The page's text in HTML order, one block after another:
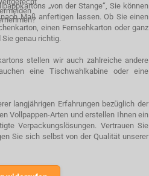
„von der Stange“, Sie können
Maß anfertigen lassen. Ob Sie einen
einen Fernsehkarton oder ganz
genau richtig.
stellen wir auch zahlreiche andere
eine Tischwahlkabine oder eine
langjährigen Erfahrungen bezüglich der
Vollpappen-Arten und erstellen Ihnen ein
Verpackungslösungen. Vertrauen Sie
Sie sich selbst von der Qualität unserer